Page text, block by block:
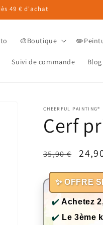
49 € d'achat
🎨Boutique
Suivi de commande Blog
CHEERFUL PAINTING®
Cerf
Prix
35,90 €
Prix
✨ OFFRE
✔️ Achetez
✔️ Le 3ème